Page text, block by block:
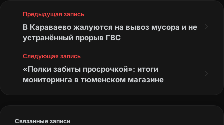
Предыдущая запись
В Караваево жалуются на вывоз мусора и не
устранённый прорыв ГВС
Следующая запись
«Полки забиты просрочкой»: итоги
мониторинга в тюменском магазине
Связанные записи